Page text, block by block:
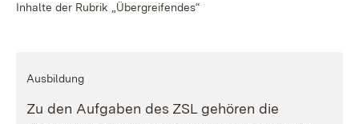
Inhalte der Rubrik „Übergreifendes“
Ausbildung
Zu den Aufgaben des ZSL gehören die